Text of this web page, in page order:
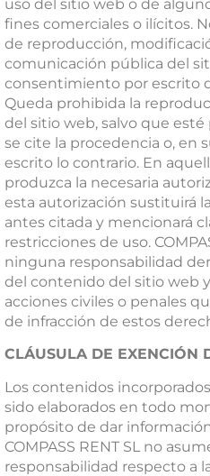
uso del sitio web o de
fines comerciales o ilícitos.
de reproducción,
comunicación pública del
consentimiento por escrito
Queda prohibida la
del sitio web, salvo que
se cite la procedencia o, en
escrito lo contrario. En
produzca la necesaria
esta autorización sustituirá
antes citada y mencionará
restricciones de uso.
ninguna responsabilidad
del contenido del sitio web
acciones civiles o penales
de infracción de estos
CLÁUSULA DE EXENCIÓN
Los contenidos
sido elaborados en todo
propósito de dar
COMPASS RENT SL no
responsabilidad respecto a